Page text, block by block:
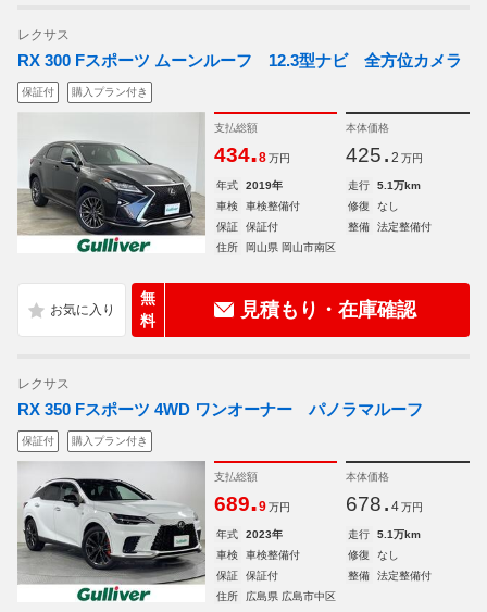
レクサス
RX 300 Fスポーツ ムーンルーフ 12.3型ナビ 全方位カメラ
保証付 購入プラン付き
支払総額
434.8 万円
本体価格
425. 2 万円
年式 2019年 走行
5.1万km
車検
車検整備付 修復
なし
保証
保証付 整備
法定整備付
住所
岡山県 岡山市南区
無
料
見積もり・在庫確認
レクサス
RX 350 Fスポーツ 4WD ワンオーナー パノラマルーフ
保証付 購入プラン付き
支払総額
689.9 万円
本体価格
678. 4 万円
年式 2023年 走行
5.1万km
車検
車検整備付 修復
なし
保証
保証付 整備
法定整備付
住所
広島県 広島市中区